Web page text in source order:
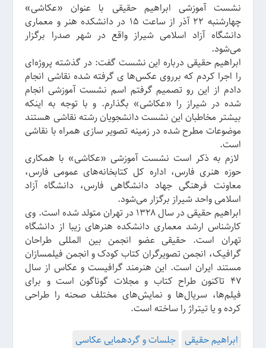
نشست آموزشی ابراهیم حقیقی با عنوان «عکاشی»
چهارشنبه ۲۲ آذر از ساعت ۱۵ در دانشکده هنر و معماری
دانشگاه آزاد اسلامی شیراز واقع در شهر صدرا برگزار
می‌شود.
ابراهیم حقیقی درباره این نشست گفت: در گذشته پروژه‌ای
را اجرا کردم که برروی عکس‌ها ی گرفته شده نقاشی انجام
دادم از این رو تصمیم گرفتم اسم نشست آموزشی انجام
شده در شیراز را «عکاشی» بگذارم. و با توجه به اینکه
بیشتر مخاطبان این نشست دانشجویان رشته نقاشی هستند
موضوعات مطرح شده در زمینه تصویر سازی همراه با نقاشی
است.
لازم به ذکر است نشست آموزشی «عکاشی» با همکاری
حوزه هنری فارس، اداره کل کتابخانه‌های عمومی فارس،
معاونت فرهنگی جهاد دانشگاهی فارس، دانشگاه آزاد
اسلامی واحد شیراز برگزار می‌شود.
ابراهیم حقیقی در سال ۱۳۲۸ در تهران متولد شده است. وی
کار‌شناس ارشد معماری دانشکده هنرهای زیبا از دانشگاه
تهران است. حقیقی عضو انجمن بین المللی طراحان
گرافیک، انجمن تصویرگران کتاب کودک و انجمن فیلمسازان
مستند ایران است. این هنرمند گرافیست و عکاس از سال
۴۷ تاکنون طراح کتاب و مجلات گوناگون است و برای
فیلم‌ها، سریال‌ها و نمایش‌های مختلف صحنه را طراحی
کرده و یا تیتراژ را ساخته است.
ابراهیم حقیقی جلسات و گردهمایی عکاسی